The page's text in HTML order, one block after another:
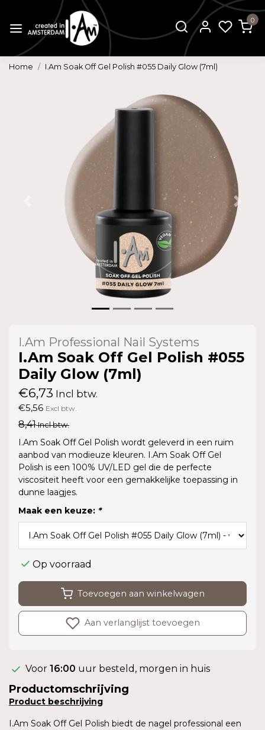
0
Home I.Am Soak Off Gel Polish #055 Daily Glow (7ml)
I.Am Professional Nail Systems
I.Am Soak Off Gel Polish #055
Daily Glow (7ml)
€6,73 Incl btw.
€5,56 Excl btw.
8,41Incl btw.
I.Am Soak Off Gel Polish wordt geleverd in een ruim
aanbod van modieuze kleuren. I.Am Soak Off Gel
Polish is een 100% UV/LED gel die de perfecte
viscositeit heeft voor een gemakkelijke toepassing in
dunne laagjes.
Maak een keuze: *
Op voorraad
Toevoegen aan winkelwagen
Aan verlanglijst toevoegen
Voor 16:00 uur besteld, morgen in huis
Productomschrijving
Product beschrijving
I.Am Soak Off Gel Polish biedt de nagel professional een